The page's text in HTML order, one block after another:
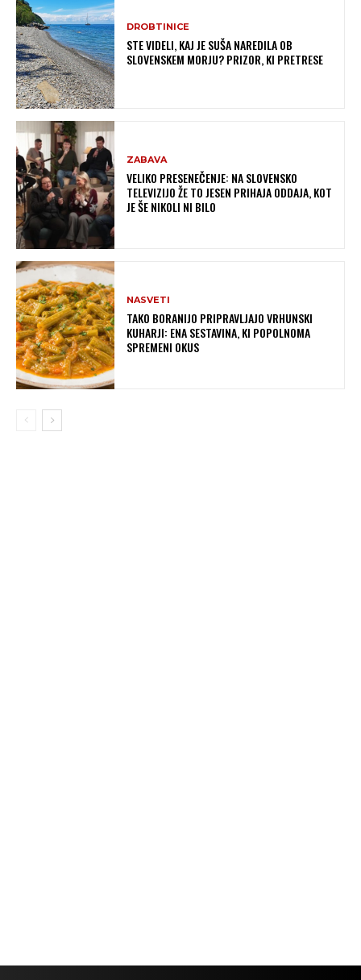
DROBTINICE
STE VIDELI, KAJ JE SUŠA NAREDILA OB
SLOVENSKEM MORJU? PRIZOR, KI PRETRESE
ZABAVA
VELIKO PRESENEČENJE: NA SLOVENSKO
TELEVIZIJO ŽE TO JESEN PRIHAJA ODDAJA, KOT
JE ŠE NIKOLI NI BILO
NASVETI
TAKO BORANIJO PRIPRAVLJAJO VRHUNSKI
KUHARJI: ENA SESTAVINA, KI POPOLNOMA
SPREMENI OKUS